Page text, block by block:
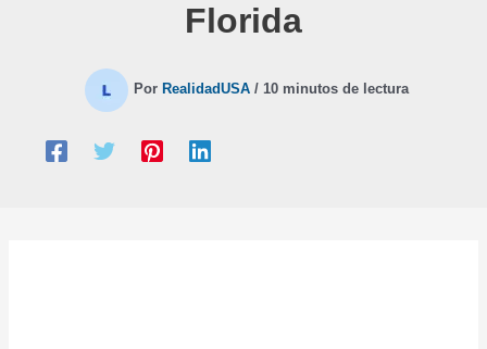
Florida
Por RealidadUSA / 10 minutos de lectura